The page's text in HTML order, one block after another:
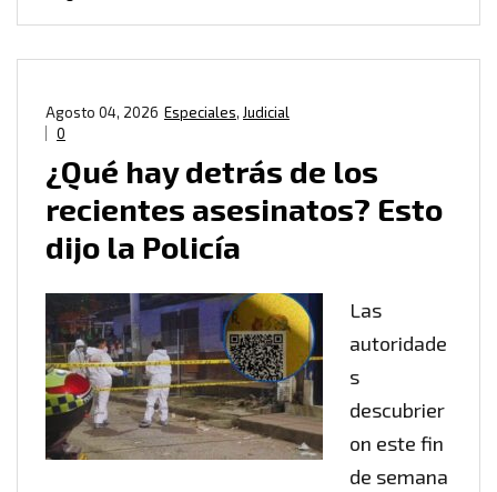
Especiales, Judicial
Agosto 04, 2026
0
¿Qué hay detrás de los
recientes asesinatos? Esto
dijo la Policía
Las
autoridade
s
descubrier
on este fin
de semana